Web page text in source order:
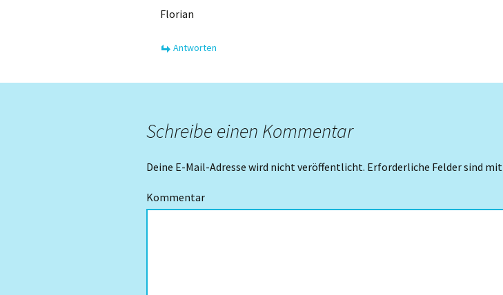
Florian
Antworten
Schreibe einen Kommentar
Deine E-Mail-Adresse wird nicht veröffentlicht. Erforderliche Felder sind mit
Kommentar